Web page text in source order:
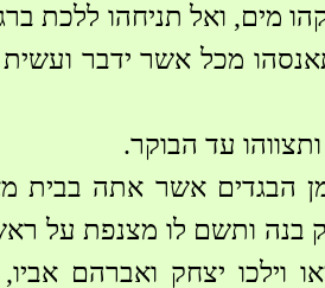
מים, ואל תניחהו ללכת
מכל אשר ידבר
עד הבוקר.
הבגדים אשר אתה בבית
בנה ותשם לו מצנפת על
יצחק ואברהם אביו,